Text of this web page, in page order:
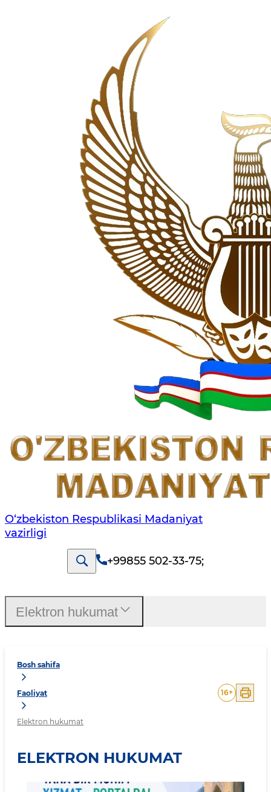
O‘zbekiston Respublikasi Madaniyat
vazirligi
+99855 502-33-75;
Bosh sahifa
Faoliyat
Elektron hukumat
16+
ELEKTRON HUKUMAT
Elektron hukumat